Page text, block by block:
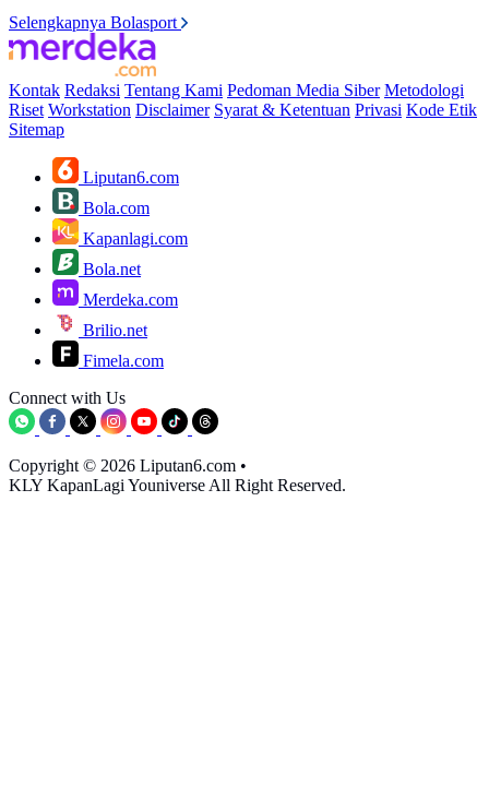
Selengkapnya Bolasport
Kontak Redaksi Tentang Kami Pedoman Media Siber Metodologi
Riset Workstation Disclaimer Syarat & Ketentuan Privasi Kode Etik
Sitemap
Liputan6.com
Bola.com
Kapanlagi.com
Bola.net
Merdeka.com
Brilio.net
Fimela.com
Connect with Us
Copyright © 2026 Liputan6.com •
KLY KapanLagi Youniverse All Right Reserved.